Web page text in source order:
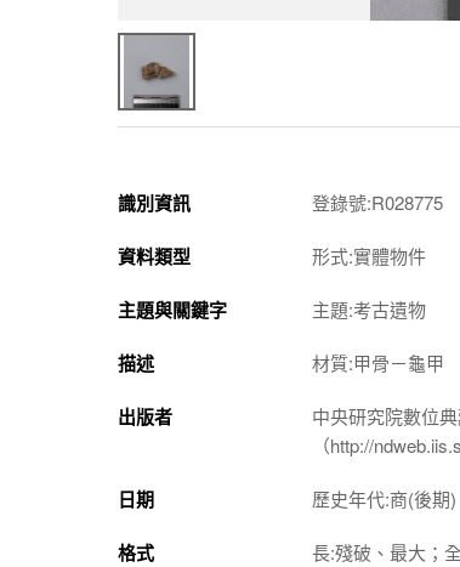
識別資訊 登錄號:R028775
資料類型 形式:實體物件
主題與關鍵字 主題:考古遺物
描述 材質:甲骨－龜甲
出版者
中央研究院數位
（http://
日期 歷史年代:商(後期)
格式 長:殘破、最大；